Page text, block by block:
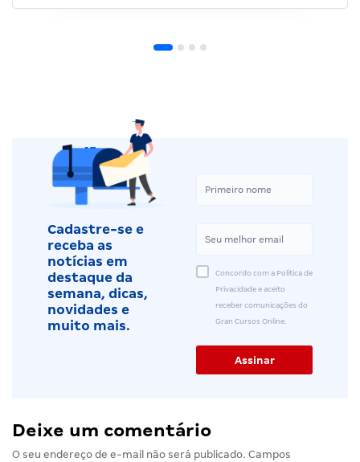
Cadastre-se e
receba as
notícias em
destaque da
semana, dicas,
novidades e
muito mais.
Concordo com a Política de
Privacidade e aceito
receber comunicações do
Gran Cursos Online.
Deixe um comentário
O seu endereço de e-mail não será publicado. Campos